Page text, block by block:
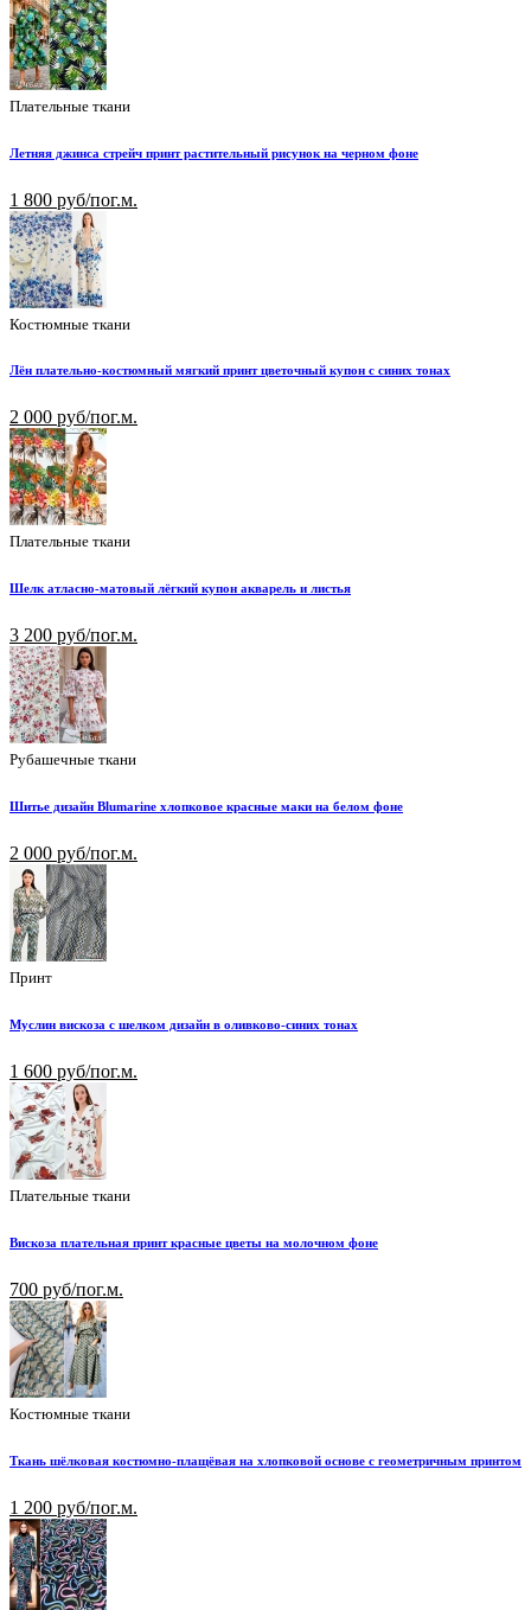
Плательные ткани
Летняя джинса стрейч принт растительный рисунок на черном фоне
1 800 руб/пог.м.
Костюмные ткани
Лён плательно-костюмный мягкий принт цветочный купон с синих тонах
2 000 руб/пог.м.
Плательные ткани
Шелк атласно-матовый лёгкий купон акварель и листья
3 200 руб/пог.м.
Рубашечные ткани
Шитье дизайн Blumarine хлопковое красные маки на белом фоне
2 000 руб/пог.м.
Принт
Муслин вискоза с шелком дизайн в оливково-синих тонах
1 600 руб/пог.м.
Плательные ткани
Вискоза плательная принт красные цветы на молочном фоне
700 руб/пог.м.
Костюмные ткани
Ткань шёлковая костюмно-плащёвая на хлопковой основе с геометричным принтом
1 200 руб/пог.м.